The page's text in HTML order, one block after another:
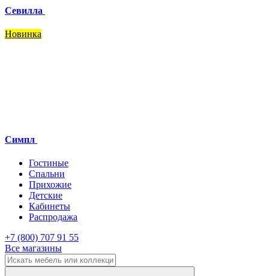
Севилла
Новинка
Симпл
Гостиные
Спальни
Прихожие
Детские
Кабинеты
Распродажа
+7 (800) 707 91 55
Все магазины